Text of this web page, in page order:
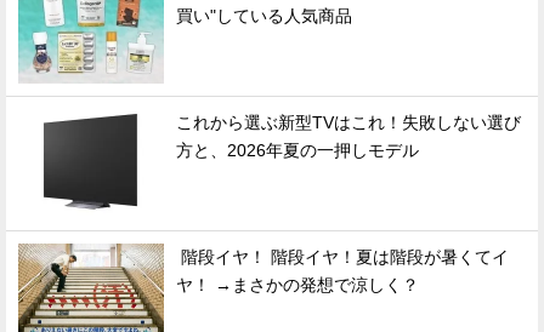
買い"している人気商品
これから選ぶ新型TVはこれ！失敗しない選び
方と、2026年夏の一押しモデル
階段イヤ！ 階段イヤ！夏は階段が暑くてイ
ヤ！ →まさかの発想で涼しく？